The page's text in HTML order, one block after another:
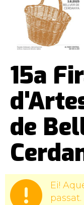
15a
de
Ei!